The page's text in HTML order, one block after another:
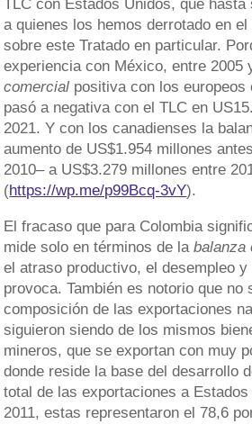
TLC con Estados Unidos, que
a quienes los hemos derrotado en
sobre este Tratado en particular.
experiencia con México, entre 2005
comercial positiva con los europeos
pasó a negativa con el TLC en
2021. Y con los canadienses la
aumento de US$1.954 millones
2010– a US$3.279 millones entre
(https://wp.me/p99Bcq-3vY).
El fracaso que para Colombia
mide solo en términos de labalanza
el atraso productivo, el desempleo
provoca. También es notorio que no
composición de las exportaciones
siguieron siendo de los mismos
mineros, que se exportan con muy
donde reside la base del desarrollo
total de las exportaciones a
2011, estas representaron el 78,6